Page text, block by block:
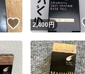
いいね！
2,400円